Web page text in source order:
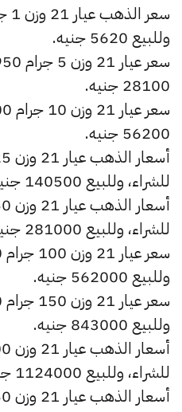
وللبيع 5620 جنيه.
28100 جنيه.
56200 جنيه.
للشراء، وللبيع 140500 جنيه.
للشراء، وللبيع 281000 جنيه.
وللبيع 562000 جنيه.
وللبيع 843000 جنيه.
للشراء، وللبيع 1124000 جنيه.